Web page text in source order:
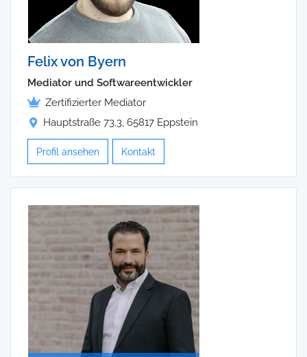
Felix von Byern
Mediator und Softwareentwickler
Zertifizierter Mediator
Hauptstraße 73.3, 65817 Eppstein
Profil ansehen Kontakt